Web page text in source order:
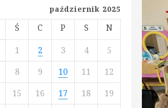
październik 2025
Ś C P S
N
1
2 3 4
5
8 9 10 11
12
15 16 17 18
19